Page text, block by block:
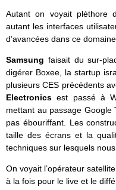
Autant on voyait pléthore
autant les interfaces
d’avancées dans ce domaine.
Samsung faisait du sur-
digérer Boxee, la startup
plusieurs CES précédents
Electronics est passé à
mettant au passage Google
pas ébouriffant. Les
taille des écrans et la
techniques sur lesquels
On voyait l’opérateur satellite
à la fois pour le live et le